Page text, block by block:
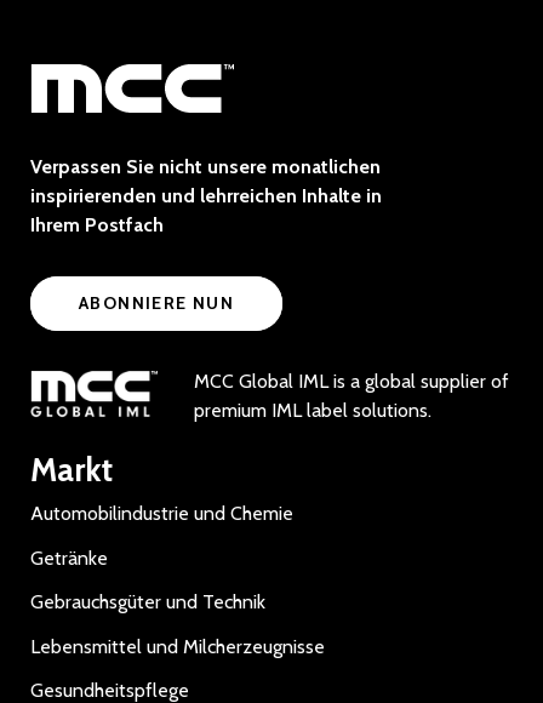
Verpassen Sie nicht unsere monatlichen
inspirierenden und lehrreichen Inhalte in
Ihrem Postfach
ABONNIERE NUN
MCC Global IML is a global supplier of
premium IML label solutions.
Markt
Automobilindustrie und Chemie
Getränke
Gebrauchsgüter und Technik
Lebensmittel und Milcherzeugnisse
Gesundheitspflege